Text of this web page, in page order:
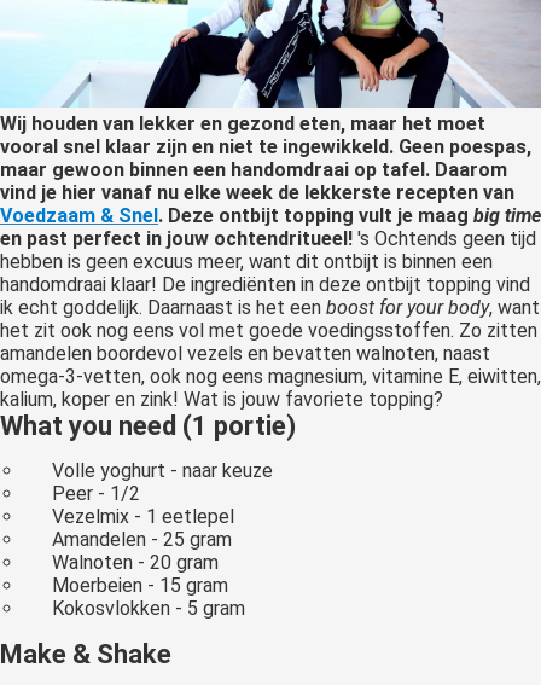
Wij houden van lekker en gezond eten, maar het moet
vooral snel klaar zijn en niet te ingewikkeld. Geen poespas,
maar gewoon binnen een handomdraai op tafel. Daarom
vind je hier vanaf nu elke week de lekkerste recepten van
Voedzaam & Snel. Deze ontbijt topping vult je maag big time
en past perfect in jouw ochtendritueel! 's Ochtends geen tijd
hebben is geen excuus meer, want dit ontbijt is binnen een
handomdraai klaar! De ingrediënten in deze ontbijt topping vind
ik echt goddelijk. Daarnaast is het een boost for your body, want
het zit ook nog eens vol met goede voedingsstoffen. Zo zitten
amandelen boordevol vezels en bevatten walnoten, naast
omega-3-vetten, ook nog eens magnesium, vitamine E, eiwitten,
kalium, koper en zink! Wat is jouw favoriete topping?
What you need (1 portie)
Volle yoghurt - naar keuze
Peer - 1/2
Vezelmix - 1 eetlepel
Amandelen - 25 gram
Walnoten - 20 gram
Moerbeien - 15 gram
Kokosvlokken - 5 gram
Make & Shake